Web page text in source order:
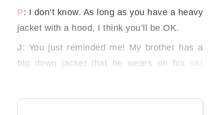
P: I don’t know. As long as you have a heavy
jacket with a hood, I think you’ll be OK.
J: You just reminded me! My brother has a
big down jacket that he wears on his ski